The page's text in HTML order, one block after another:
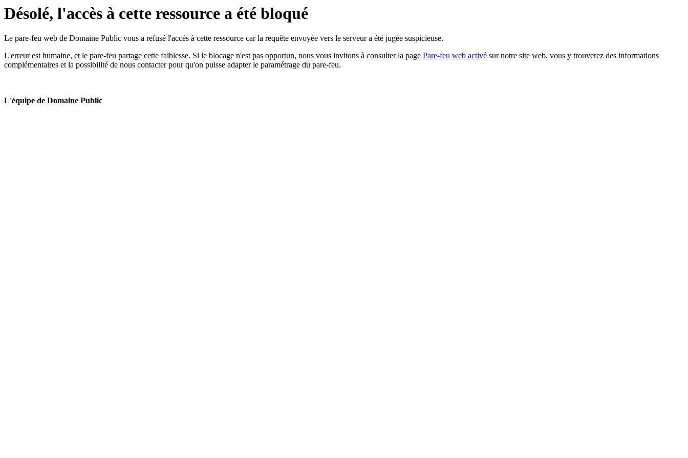
Désolé, l'accès à cette ressource a été bloqué
Le pare-feu web de Domaine Public vous a refusé l'accès à cette ressource car la requête envoyée vers le serveur a été jugée suspicieuse.
L'erreur est humaine, et le pare-feu partage cette faiblesse. Si le blocage n'est pas opportun, nous vous invitons à consulter la page Pare-feu web activé sur notre site web, vous y trouverez des informations
complémentaires et la possibilité de nous contacter pour qu'on puisse adapter le paramétrage du pare-feu.
L'équipe de Domaine Public